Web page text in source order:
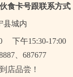
食卡号跟联系方式
县城内
下午15:30-17:00
、687677
店品尝！